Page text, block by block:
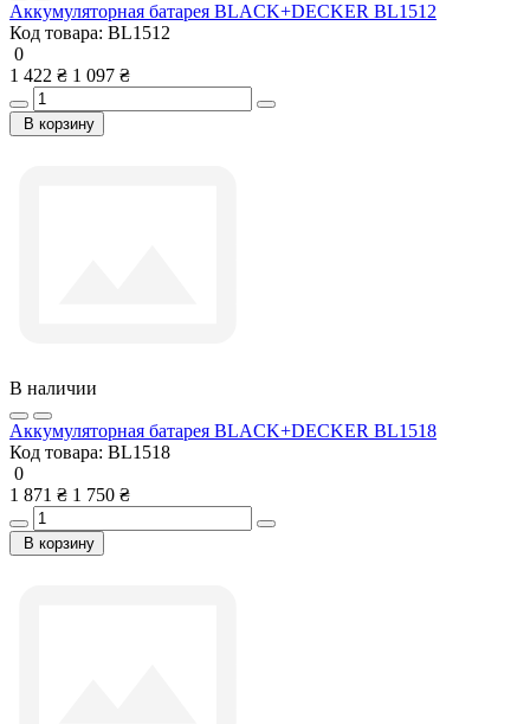
Аккумуляторная батарея BLACK+DECKER BL1512
Код товара: BL1512
0
1 422 ₴ 1 097 ₴
В корзину
В наличии
Аккумуляторная батарея BLACK+DECKER BL1518
Код товара: BL1518
0
1 871 ₴ 1 750 ₴
В корзину